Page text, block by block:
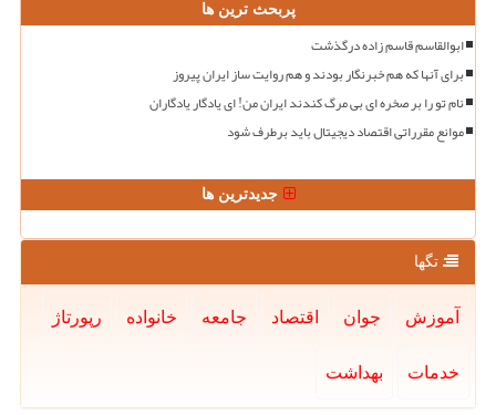
پربحث ترین ها
ابوالقاسم قاسم زاده درگذشت
برای آنها که هم خبرنگار بودند و هم روایت ساز ایران پیروز
نام تو را بر صخره ای بی مرگ کندند ایران من! ای یادگار یادگاران
موانع مقرراتی اقتصاد دیجیتال باید برطرف شود
جدیدترین ها
تگها
آموزش جوان اقتصاد جامعه خانواده رپورتاژ
خدمات بهداشت